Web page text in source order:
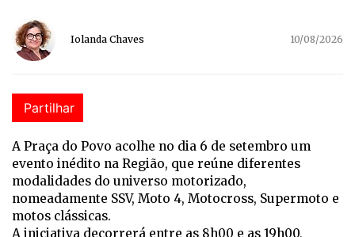
Iolanda Chaves 10/08/2026
Partilhar
A Praça do Povo acolhe no dia 6 de setembro um
evento inédito na Região, que reúne diferentes
modalidades do universo motorizado,
nomeadamente SSV, Moto 4, Motocross, Supermoto e
motos clássicas.
A iniciativa decorrerá entre as 8h00 e as 19h00,